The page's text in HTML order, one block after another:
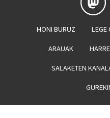
HONI BURUZ LEGE
ARAUAK
SALAKETEN